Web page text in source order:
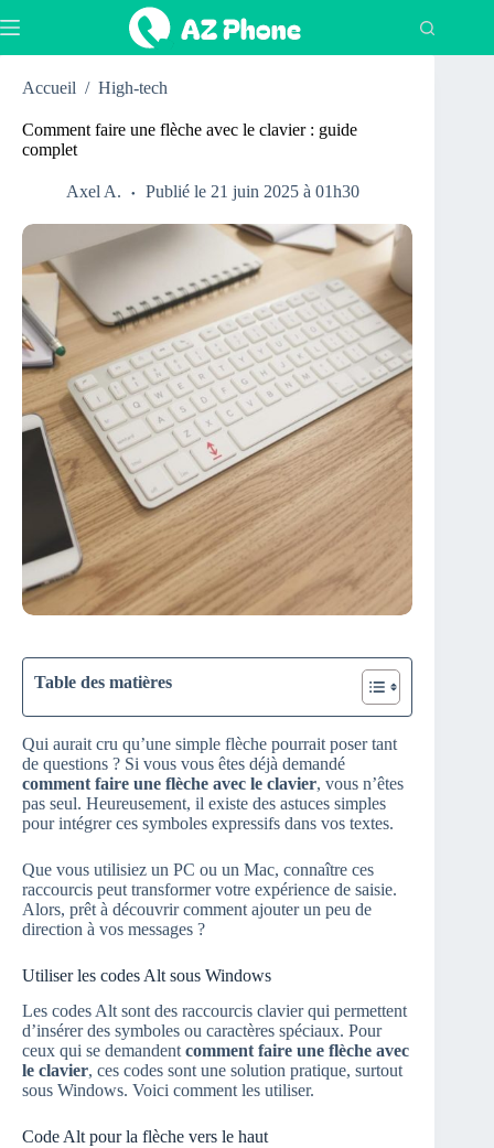
au
Accueil / High-tech
Comment faire une flèche avec le clavier : guide
complet
Axel A. Publié le 21 juin 2025 à 01h30
Table des matières
Qui aurait cru qu’une simple flèche pourrait poser tant
de questions ? Si vous vous êtes déjà demandé
comment faire une flèche avec le clavier, vous n’êtes
pas seul. Heureusement, il existe des astuces simples
pour intégrer ces symboles expressifs dans vos textes.
Que vous utilisiez un PC ou un Mac, connaître ces
raccourcis peut transformer votre expérience de saisie.
Alors, prêt à découvrir comment ajouter un peu de
direction à vos messages ?
Utiliser les codes Alt sous Windows
Les codes Alt sont des raccourcis clavier qui permettent
d’insérer des symboles ou caractères spéciaux. Pour
ceux qui se demandent comment faire une flèche avec
le clavier, ces codes sont une solution pratique, surtout
sous Windows. Voici comment les utiliser.
Code Alt pour la flèche vers le haut